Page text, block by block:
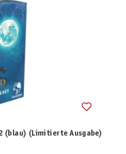
(blau) (Limitierte Ausgabe)